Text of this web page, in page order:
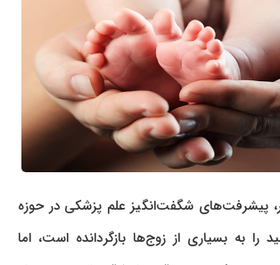
پیشرفت‌های شگفت‌انگیز علم پزشکی در حوزه
را به بسیاری از زوج‌ها بازگردانده است، اما